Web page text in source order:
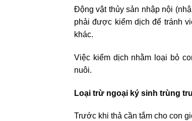
Động vật thủy sản nhập nội
phải được kiểm dịch để tránh
khác.
Việc kiểm dịch nhằm loại bỏ
nuôi.
Loại trừ ngoại ký sinh trùng
Trước khi thả cần tắm cho con